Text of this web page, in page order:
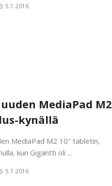
5.1.2016
MediaPad M2
kynällä
MediaPad M2 10″ tabletin,
kun Gigantti oli ...
5.1.2016